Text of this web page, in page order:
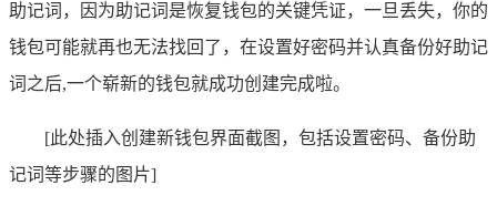
助记词，因为助记词是恢复钱包的关键凭证，一旦丢失，你的
钱包可能就再也无法找回了，在设置好密码并认真备份好助记
词之后,一个崭新的钱包就成功创建完成啦。
[此处插入创建新钱包界面截图，包括设置密码、备份助
记词等步骤的图片]